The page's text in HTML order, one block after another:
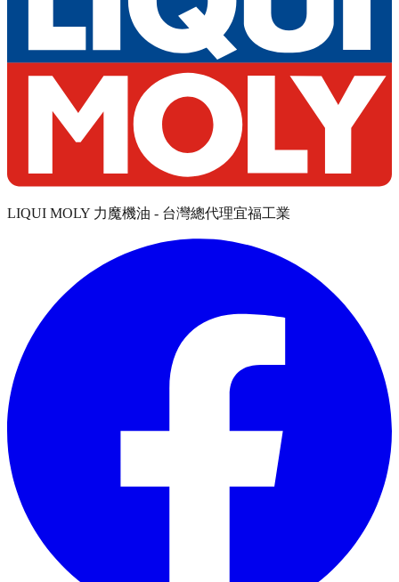
LIQUI MOLY 力魔機油 - 台灣總代理宜福工業